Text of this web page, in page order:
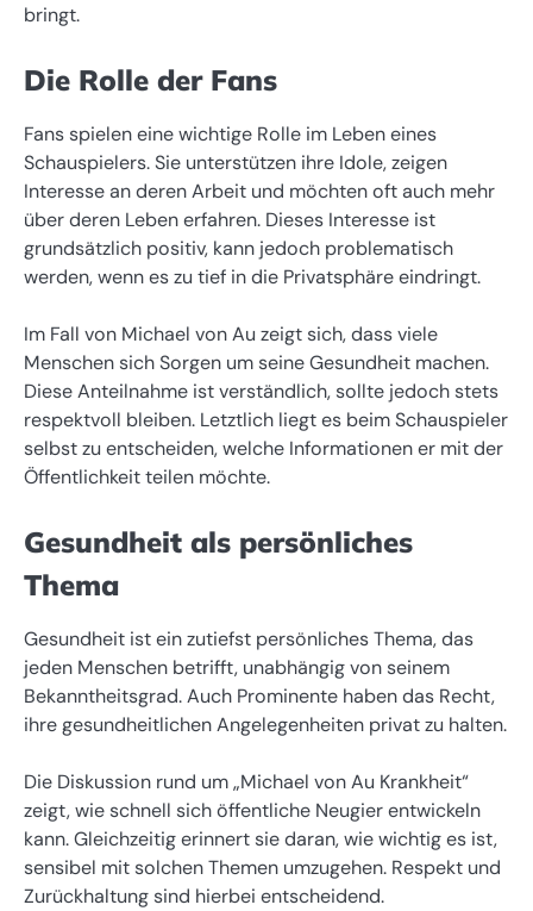
bringt.
Die Rolle der Fans
Fans spielen eine wichtige Rolle im Leben eines
Schauspielers. Sie unterstützen ihre Idole, zeigen
Interesse an deren Arbeit und möchten oft auch mehr
über deren Leben erfahren. Dieses Interesse ist
grundsätzlich positiv, kann jedoch problematisch
werden, wenn es zu tief in die Privatsphäre eindringt.
Im Fall von Michael von Au zeigt sich, dass viele
Menschen sich Sorgen um seine Gesundheit machen.
Diese Anteilnahme ist verständlich, sollte jedoch stets
respektvoll bleiben. Letztlich liegt es beim Schauspieler
selbst zu entscheiden, welche Informationen er mit der
Öffentlichkeit teilen möchte.
Gesundheit als persönliches
Thema
Gesundheit ist ein zutiefst persönliches Thema, das
jeden Menschen betrifft, unabhängig von seinem
Bekanntheitsgrad. Auch Prominente haben das Recht,
ihre gesundheitlichen Angelegenheiten privat zu halten.
Die Diskussion rund um „Michael von Au Krankheit“
zeigt, wie schnell sich öffentliche Neugier entwickeln
kann. Gleichzeitig erinnert sie daran, wie wichtig es ist,
sensibel mit solchen Themen umzugehen. Respekt und
Zurückhaltung sind hierbei entscheidend.